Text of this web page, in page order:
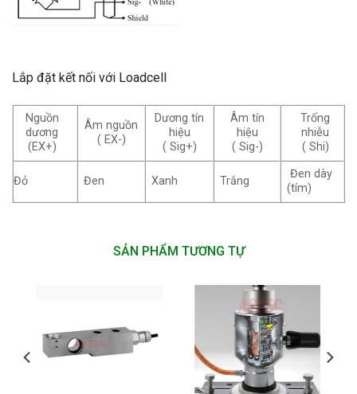
Lắp đặt kết nối với Loadcell
Nguồn
dương
(EX+)
Âm nguồn
( EX-)
Dương tín
hiệu
( Sig+)
Âm tín
hiệu
( Sig-)
Trống
nhiễu
( Shi)
Đỏ Đen Xanh Trắng
Đen dày
(tím)
SẢN PHẨM TƯƠNG TỰ